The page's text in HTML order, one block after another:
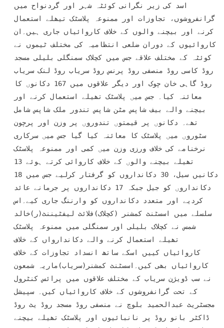
نرخنامے کی خلاف ورزی وزن میں کمی اور ممنوعہ پلاسٹک
کردیے اور متعدد دکانداروں کو وارننگ جاری کیے۔اس
شمس نے کچلاک بلیلی اور سمنگلی میں ممنوعہ پلاسٹک
تھیلے استعمال کرنے والے دکاندارواں کے خلاف
کاروائیاں کییں اسکے ساتھ انسداد تجاوزات کے خلاف